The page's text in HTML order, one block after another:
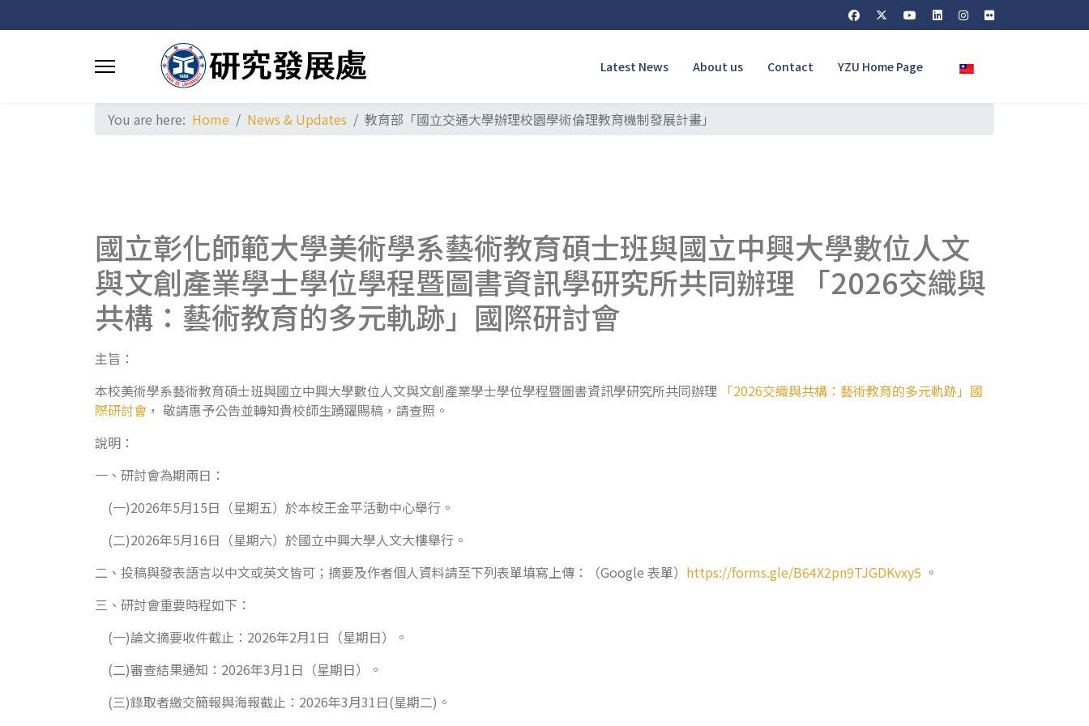
Latest News About us Contact YZU Home Page Select your language
You are here: Home News & Updates 教育部「國立交通大學辦理校園學術倫理教育機制發展計畫」
國立彰化師範大學美術學系藝術教育碩士班與國立中興大學數位人文
與文創產業學士學位學程暨圖書資訊學研究所共同辦理 「2026交織與
共構：藝術教育的多元軌跡」國際研討會
主旨：
本校美術學系藝術教育碩士班與國立中興大學數位人文與文創產業學士學位學程暨圖書資訊學研究所共同辦理 「2026交織與共構：藝術教育的多元軌跡」國
際研討會 ， 敬請惠予公告並轉知貴校師生踴躍賜稿，請查照。
說明：
一、研討會為期兩日：
(一)2026年5月15日（星期五）於本校王金平活動中心舉行。
(二)2026年5月16日（星期六）於國立中興大學人文大樓舉行。
二、投稿與發表語言以中文或英文皆可；摘要及作者個人資料請至下列表單填寫上傳：（Google 表單） https://forms.gle/B64X2pn9TJGDKvxy5 。
三、研討會重要時程如下：
(一)論文摘要收件截止：2026年2月1日（星期日）。
(二)審查結果通知：2026年3月1日（星期日）。
(三)錄取者繳交簡報與海報截止：2026年3月31日(星期二)。